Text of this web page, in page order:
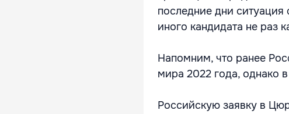
последние дни ситуация
иного кандидата не раз
Напомним, что ранее
мира 2022 года, однако
Российскую заявку в